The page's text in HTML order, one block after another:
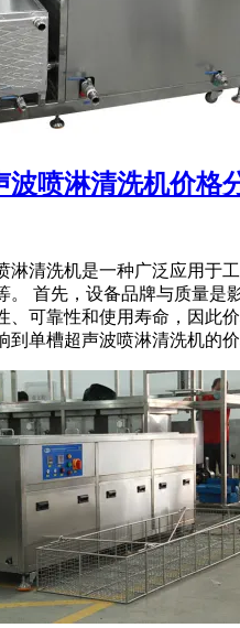
波喷淋清洗机价格
淋清洗机是一种广泛应用于
。 首先，设备品牌与质量是
、可靠性和使用寿命，因此
到单槽超声波喷淋清洗机的